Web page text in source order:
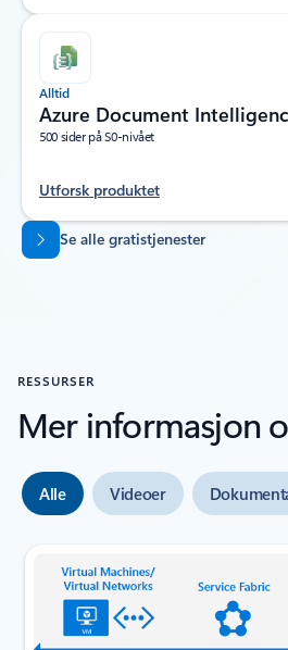
Alltid
Azure Document
500 sider på S0-nivået
Utforsk produktet
Tilbake til faner
Se alle gratistjenester
RESSURSER
Mer informasjon
Alle Videoer
Lysbildeindikator {0} {1}